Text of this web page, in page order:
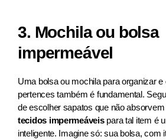
3. Mochila ou bolsa
impermeável
Uma bolsa ou mochila para organizar
pertences também é fundamental.
de escolher sapatos que não
tecidos impermeáveispara tal item é
inteligente. Imagine só: sua bolsa, com